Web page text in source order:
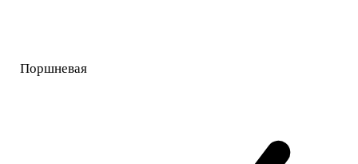
Поршневая